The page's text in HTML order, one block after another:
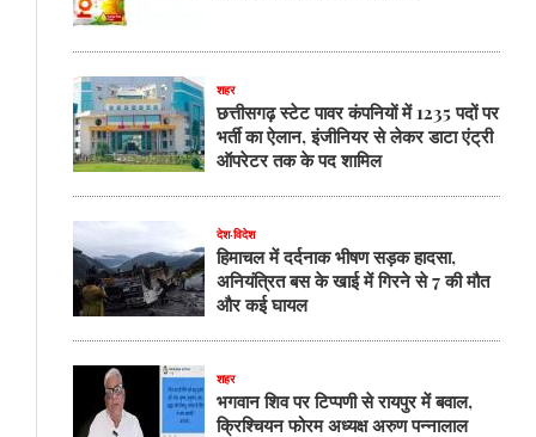
लाख
का
किया
भूमिपूजन
,
चौपाल
की
भी
घोषणा
शहर
छत्तीसगढ़ स्टेट पावर कंपनियों में 1235 पदों पर
भर्ती का ऐलान, इंजीनियर से लेकर डाटा एंट्री
ऑपरेटर तक के पद शामिल
देश-विदेश
हिमाचल में दर्दनाक भीषण सड़क हादसा,
अनियंत्रित बस के खाई में गिरने से 7 की मौत
और कई घायल
शहर
भगवान शिव पर टिप्पणी से रायपुर में बवाल,
क्रिश्चियन फोरम अध्यक्ष अरुण पन्नालाल